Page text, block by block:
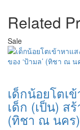
Related
Sale
เด็กน้อยโตเ
เด็ก (เป็น) ส
(ทิชา ณ นคร)